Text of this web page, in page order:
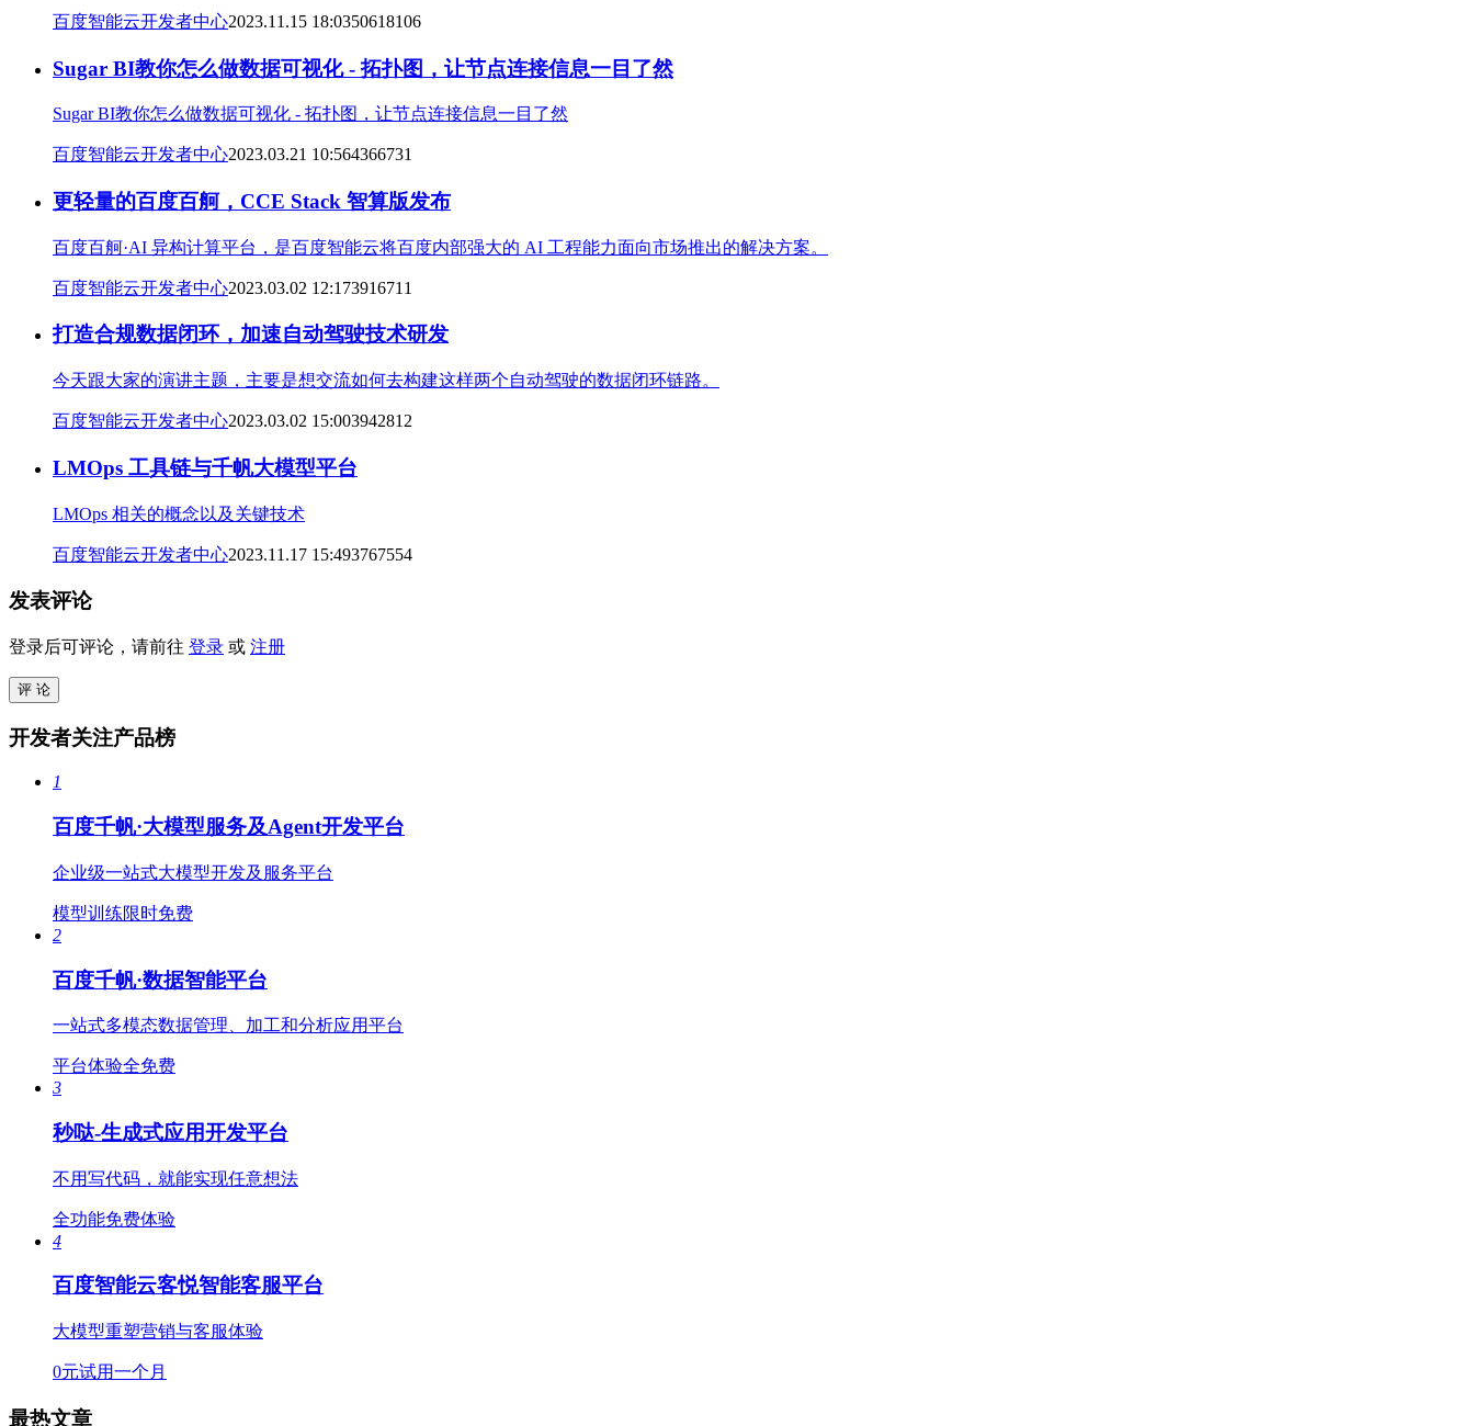
百度智能云开发者中心2023.11.15 18:0350618106
Sugar BI教你怎么做数据可视化 - 拓扑图，让节点连接信息一目了然
Sugar BI教你怎么做数据可视化 - 拓扑图，让节点连接信息一目了然
百度智能云开发者中心2023.03.21 10:564366731
更轻量的百度百舸，CCE Stack 智算版发布
百度百舸·AI 异构计算平台，是百度智能云将百度内部强大的 AI 工程能力面向市场推出的解决方案。
百度智能云开发者中心2023.03.02 12:17391671 1
打造合规数据闭环，加速自动驾驶技术研发
今天跟大家的演讲主题，主要是想交流如何去构建这样两个自动驾驶的数据闭环链路。
百度智能云开发者中心2023.03.02 15:00394281 2
LMOps 工具链与千帆大模型平台
LMOps 相关的概念以及关键技术
百度智能云开发者中心2023.11.17 15:493767554
发表评论
登录后可评论，请前往 登录 或 注册
评 论
开发者关注产品榜
1
百度千帆·大模型服务及Agent开发平台
企业级一站式大模型开发及服务平台
模型训练限时免费
2
百度千帆·数据智能平台
一站式多模态数据管理、加工和分析应用平台
平台体验全免费
3
秒哒-生成式应用开发平台
不用写代码，就能实现任意想法
全功能免费体验
4
百度智能云客悦智能客服平台
大模型重塑营销与客服体验
0元试用一个月
最热文章